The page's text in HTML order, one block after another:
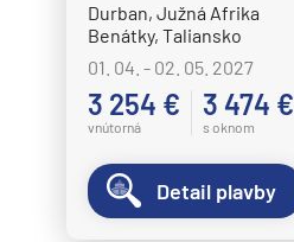
Durban, Južná Afrika
Benátky, Taliansko
01. 04. - 02. 05. 2027
3 254 €
vnútorná
3 474 €
s oknom
Detail plavby